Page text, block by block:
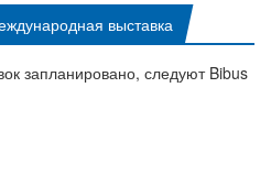
выставка
запланировано, следуют Bibus